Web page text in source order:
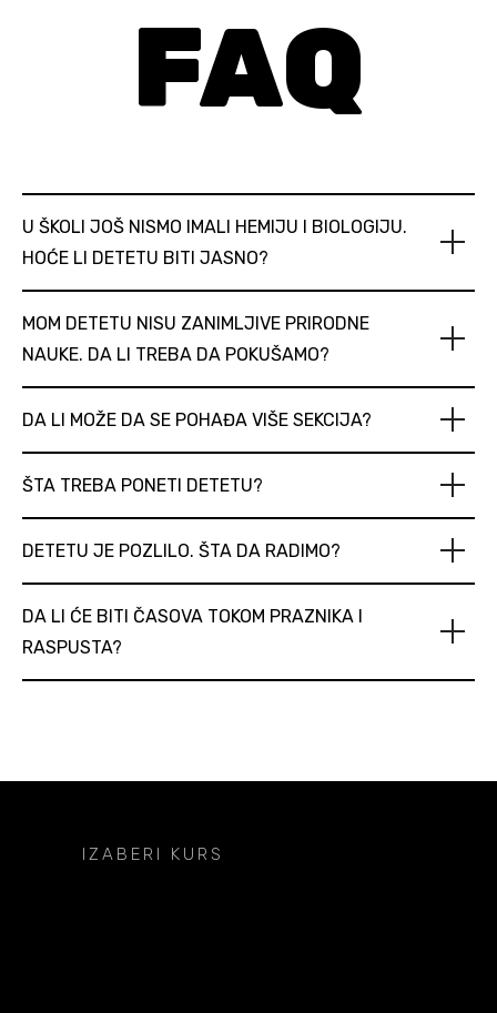
FAQ
U ŠKOLI JOŠ NISMO IMALI HEMIJU I BIOLOGIJU.
HOĆE LI DETETU BITI JASNO?
MOM DETETU NISU ZANIMLJIVE PRIRODNE
NAUKE. DA LI TREBA DA POKUŠAMO?
DA LI MOŽE DA SE POHAĐA VIŠE SEKCIJA?
ŠTA TREBA PONETI DETETU?
DETETU JE POZLILO. ŠTA DA RADIMO?
DA LI ĆE BITI ČASOVA TOKOM PRAZNIKA I
RASPUSTA?
IZABERI KURS